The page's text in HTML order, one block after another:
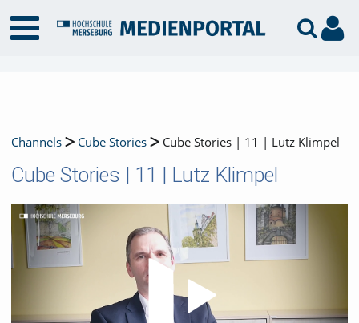
Channels Cube Stories Cube Stories | 11 | Lutz Klimpel
Cube Stories | 11 | Lutz Klimpel